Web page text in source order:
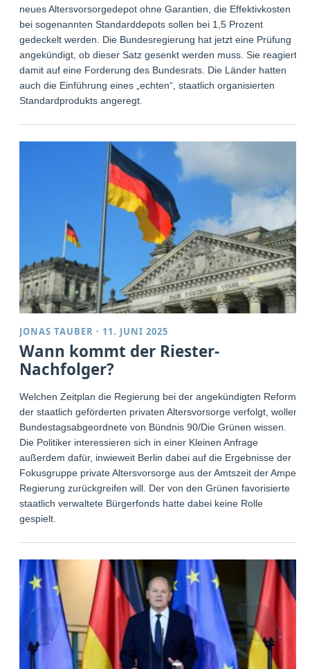
neues Altersvorsorgedepot ohne Garantien, die Effektivkosten
bei sogenannten Standarddepots sollen bei 1,5 Prozent
gedeckelt werden. Die Bundesregierung hat jetzt eine Prüfung
angekündigt, ob dieser Satz gesenkt werden muss. Sie reagiert
damit auf eine Forderung des Bundesrats. Die Länder hatten
auch die Einführung eines „echten“, staatlich organisierten
Standardprodukts angeregt.
JONAS TAUBER · 11. JUNI 2025
Wann kommt der Riester-
Nachfolger?
Welchen Zeitplan die Regierung bei der angekündigten Reform
der staatlich geförderten privaten Altersvorsorge verfolgt, wollen
Bundestagsabgeordnete von Bündnis 90/Die Grünen wissen.
Die Politiker interessieren sich in einer Kleinen Anfrage
außerdem dafür, inwieweit Berlin dabei auf die Ergebnisse der
Fokusgruppe private Altersvorsorge aus der Amtszeit der Ampel-
Regierung zurückgreifen will. Der von den Grünen favorisierte
staatlich verwaltete Bürgerfonds hatte dabei keine Rolle
gespielt.